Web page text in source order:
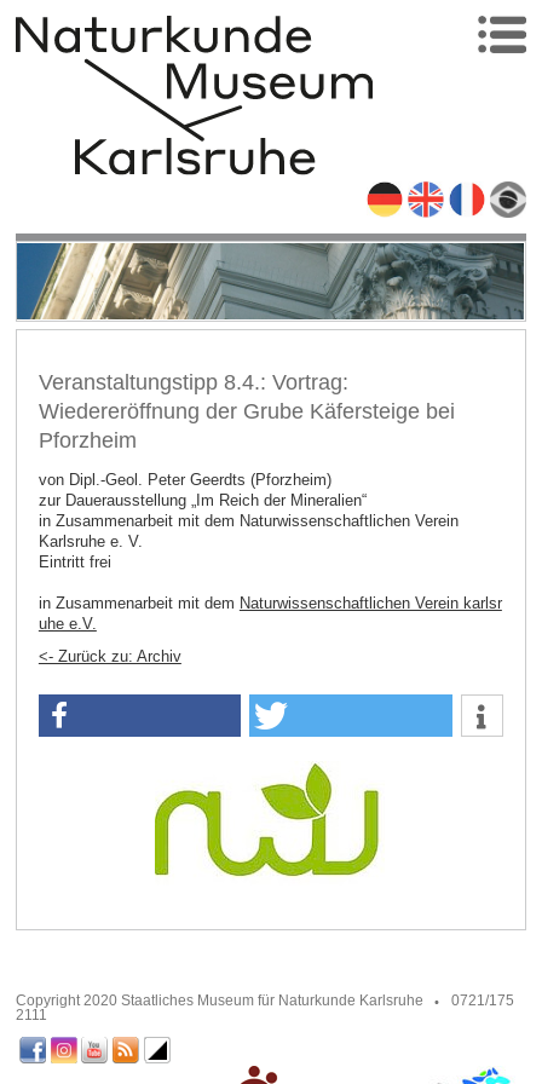
Veranstaltungstipp 8.4.: Vortrag:
Wiedereröffnung der Grube Käfersteige bei
Pforzheim
von Dipl.-Geol. Peter Geerdts (Pforzheim)
zur Dauerausstellung „Im Reich der Mineralien“
in Zusammenarbeit mit dem Naturwissenschaftlichen Verein
Karlsruhe e. V.
Eintritt frei
in Zusammenarbeit mit dem Naturwissenschaftlichen Verein karlsr
uhe e.V.
<- Zurück zu: Archiv
Copyright 2020 Staatliches Museum für Naturkunde Karlsruhe
0721/175
2111